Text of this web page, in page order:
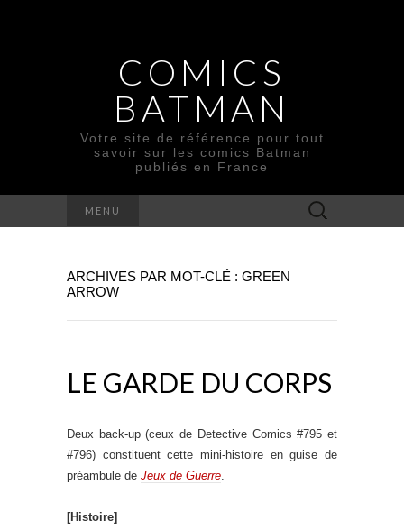
COMICS
BATMAN
Votre site de référence pour tout
savoir sur les comics Batman
publiés en France
MENU Rechercher :
ARCHIVES PAR MOT-CLÉ : GREEN
ARROW
LE GARDE DU CORPS
Deux back-up (ceux de Detective Comics #795 et
#796) constituent cette mini-histoire en guise de
préambule de Jeux de Guerre.
[Histoire]